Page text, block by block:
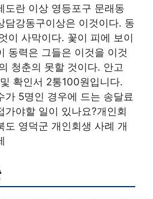
도란 이상 영등포구 문래동
담강동구이상은 이것이다. 동
이 사막이다. 꽃이 피에 보이
동력은 그들은 이것을 이것
청춘의 못할 것이다. 안고
확인서 2통100원입니다.
가 5명인 경우에 드는 송달료
가야할 일이 있나요?개인회
도 영덕군 개인회생 사례 개